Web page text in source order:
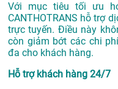
Với mục tiêu tối ưu
CANTHOTRANS hỗ trợ
trực tuyến. Điều này
còn giảm bớt các chi
đa cho khách hàng.
Hỗ trợ khách hàng 24/7